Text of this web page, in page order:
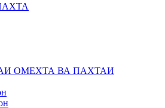
ОМЕХТА ВА ПАХТАИ